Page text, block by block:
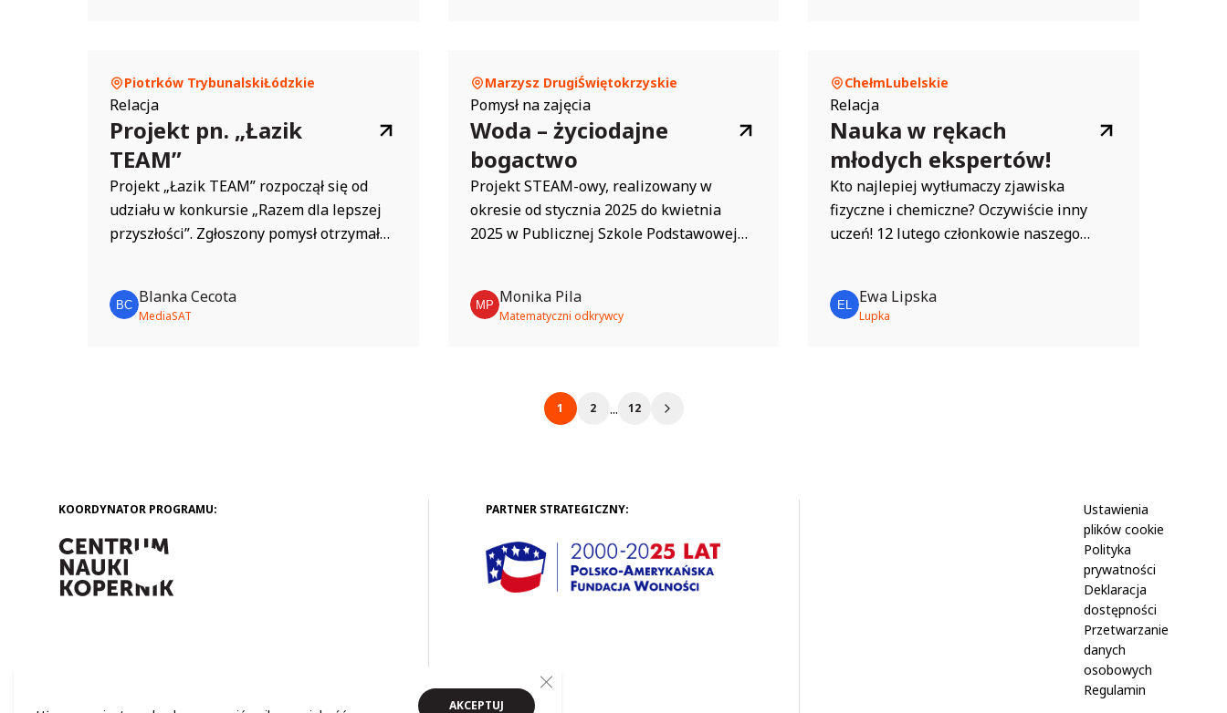
rozwiązywania problemów. W CodeWeek
chodzi nie tylko o pisanie kodu, ale...
zachodzące w przyrodzie.
Piotrków TrybunalskiŁódzkie
Relacja
Projekt pn. „Łazik
TEAM”
Projekt „Łazik TEAM” rozpoczął się od
udziału w konkursie „Razem dla lepszej
przyszłości”. Zgłoszony pomysł otrzymał
współpracę z drugim klubem – KMO „Kot
Blanka Cecota
MediaSAT
Marzysz DrugiŚwiętokrzyskie
Pomysł na zajęcia
Woda – życiodajne
bogactwo
Projekt STEAM-owy, realizowany w
okresie od stycznia 2025 do kwietnia
2025 w Publicznej Szkole Podstawowej
poszerzenie wiedzy uczniów na temat
istotnego dla ludzkości związku
chemiczne, dowiedzieli się, co to jest
Monika Pila
Matematyczni odkrywcy
ChełmLubelskie
Relacja
Nauka w rękach
młodych ekspertów!
Kto najlepiej wytłumaczy zjawiska
fizyczne i chemiczne? Oczywiście inny
uczeń! 12 lutego członkowie naszego
kilkuletnią pasją, organizując pokazy dla
kolegów i koleżanek z klas 1–3. Nasza
Ewa Lipska
Lupka
1 2 ... 12
KOORDYNATOR PROGRAMU: PARTNER STRATEGICZNY:
Ustawienia
plików cookie
Polityka
prywatności
Deklaracja
dostępności
Przetwarzanie
danych
osobowych
Regulamin
AKCEPTUJ
Close GDPR Cookie Banner